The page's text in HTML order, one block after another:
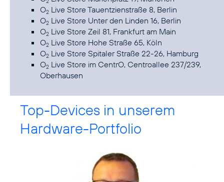
O2 Live Store Tauentzienstraße 8, Berlin
O2 Live Store Unter den Linden 16, Berlin
O2 Live Store Zeil 81, Frankfurt am Main
O2 Live Store Hohe Straße 65, Köln
O2 Live Store Spitaler Straße 22-26, Hamburg
O2 Live Store im CentrO, Centroallee 237/239,
Oberhausen
Top-Devices in unserem
Hardware-Portfolio